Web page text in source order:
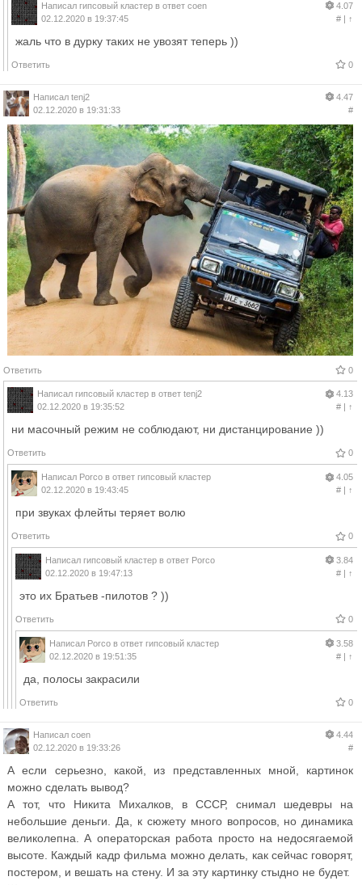
Написал гипсовый кластер в ответ coen
02.12.2020 в 19:37:45
4.07
#| ↑
жаль что в дурку таких не увозят теперь ))
Ответить 0
Написал tenj2
02.12.2020 в 19:31:33
4.47
#
Ответить 0
Написал гипсовый кластер в ответ tenj2
02.12.2020 в 19:35:52
4.13
#| ↑
ни масочный режим не соблюдают, ни дистанцирование ))
Ответить 0
Написал Porco в ответ гипсовый кластер
02.12.2020 в 19:43:45
4.05
#| ↑
при звуках флейты теряет волю
Ответить 0
Написал гипсовый кластер в ответ Porco
02.12.2020 в 19:47:13
3.84
#| ↑
это их Братьев -пилотов ? ))
Ответить 0
Написал Porco в ответ гипсовый кластер
02.12.2020 в 19:51:35
3.58
#| ↑
да, полосы закрасили
Ответить 0
Написал coen
02.12.2020 в 19:33:26
4.44
#
А если серьезно, какой, из представленных мной, картинок
можно сделать вывод?
А тот, что Никита Михалков, в СССР, снимал шедевры на
небольшие деньги. Да, к сюжету много вопросов, но динамика
великолепна. А операторская работа просто на недосягаемой
высоте. Каждый кадр фильма можно делать, как сейчас говорят,
постером, и вешать на стену. И за эту картинку стыдно не будет.